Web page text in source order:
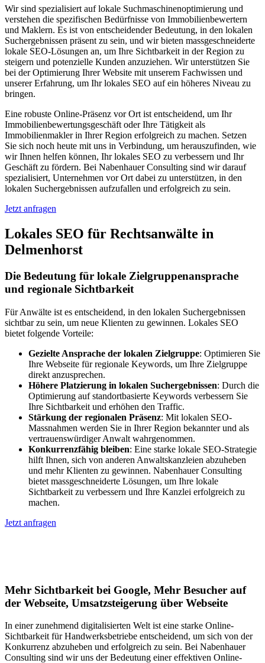
Wir sind spezialisiert auf lokale Suchmaschinenoptimierung und
verstehen die spezifischen Bedürfnisse von Immobilienbewertern
und Maklern. Es ist von entscheidender Bedeutung, in den lokalen
Suchergebnissen präsent zu sein, und wir bieten massgeschneiderte
lokale SEO-Lösungen an, um Ihre Sichtbarkeit in der Region zu
steigern und potenzielle Kunden anzuziehen. Wir unterstützen Sie
bei der Optimierung Ihrer Website mit unserem Fachwissen und
unserer Erfahrung, um Ihr lokales SEO auf ein höheres Niveau zu
bringen.
Eine robuste Online-Präsenz vor Ort ist entscheidend, um Ihr
Immobilienbewertungsgeschäft oder Ihre Tätigkeit als
Immobilienmakler in Ihrer Region erfolgreich zu machen. Setzen
Sie sich noch heute mit uns in Verbindung, um herauszufinden, wie
wir Ihnen helfen können, Ihr lokales SEO zu verbessern und Ihr
Geschäft zu fördern. Bei Nabenhauer Consulting sind wir darauf
spezialisiert, Unternehmen vor Ort dabei zu unterstützen, in den
lokalen Suchergebnissen aufzufallen und erfolgreich zu sein.
Jetzt anfragen
Lokales SEO für Rechtsanwälte in
Delmenhorst
Die Bedeutung für lokale Zielgruppenansprache
und regionale Sichtbarkeit
Für Anwälte ist es entscheidend, in den lokalen Suchergebnissen
sichtbar zu sein, um neue Klienten zu gewinnen. Lokales SEO
bietet folgende Vorteile:
Gezielte Ansprache der lokalen Zielgruppe: Optimieren Sie
Ihre Webseite für regionale Keywords, um Ihre Zielgruppe
direkt anzusprechen.
Höhere Platzierung in lokalen Suchergebnissen: Durch die
Optimierung auf standortbasierte Keywords verbessern Sie
Ihre Sichtbarkeit und erhöhen den Traffic.
Stärkung der regionalen Präsenz: Mit lokalen SEO-
Massnahmen werden Sie in Ihrer Region bekannter und als
vertrauenswürdiger Anwalt wahrgenommen.
Konkurrenzfähig bleiben: Eine starke lokale SEO-Strategie
hilft Ihnen, sich von anderen Anwaltskanzleien abzuheben
und mehr Klienten zu gewinnen. Nabenhauer Consulting
bietet massgeschneiderte Lösungen, um Ihre lokale
Sichtbarkeit zu verbessern und Ihre Kanzlei erfolgreich zu
machen.
Jetzt anfragen
Mehr Sichtbarkeit bei Google, Mehr Besucher auf
der Webseite, Umsatzsteigerung über Webseite
In einer zunehmend digitalisierten Welt ist eine starke Online-
Sichtbarkeit für Handwerksbetriebe entscheidend, um sich von der
Konkurrenz abzuheben und erfolgreich zu sein. Bei Nabenhauer
Consulting sind wir uns der Bedeutung einer effektiven Online-